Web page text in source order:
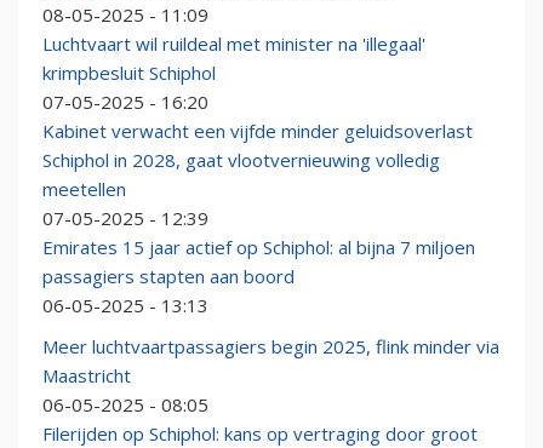
08-05-2025 - 11:09
Luchtvaart wil ruildeal met minister na 'illegaal'
krimpbesluit Schiphol
07-05-2025 - 16:20
Kabinet verwacht een vijfde minder geluidsoverlast
Schiphol in 2028, gaat vlootvernieuwing volledig
meetellen
07-05-2025 - 12:39
Emirates 15 jaar actief op Schiphol: al bijna 7 miljoen
passagiers stapten aan boord
06-05-2025 - 13:13
Meer luchtvaartpassagiers begin 2025, flink minder via
Maastricht
06-05-2025 - 08:05
Filerijden op Schiphol: kans op vertraging door groot